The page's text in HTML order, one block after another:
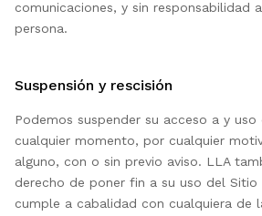
comunicaciones, y sin responsabilidad
persona.
Suspensión y rescisión
Podemos suspender su acceso a y
cualquier momento, por cualquier
alguno, con o sin previo aviso. LLA
derecho de poner fin a su uso del Sitio
cumple a cabalidad con cualquiera de